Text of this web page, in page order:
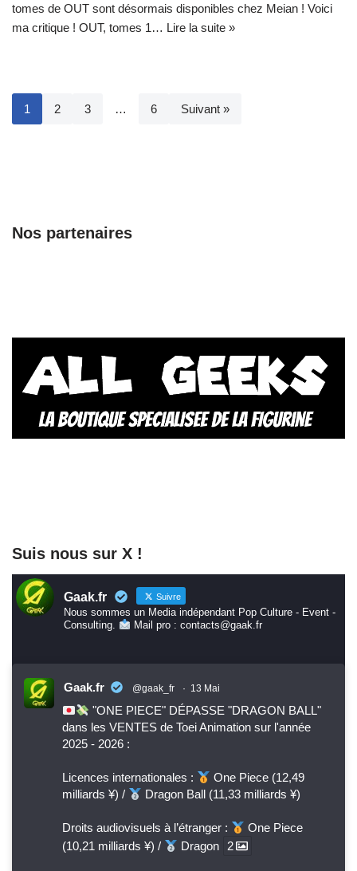
tomes de OUT sont désormais disponibles chez Meian ! Voici
ma critique ! OUT, tomes 1… Lire la suite »
1 2 3 … 6 Suivant »
Nos partenaires
Suis nous sur X !
Gaak.fr Suivre
Nous sommes un Media indépendant Pop Culture - Event -
Consulting.
Mail pro : contacts@gaak.fr
Gaak.fr @gaak_fr · 13 Mai
"ONE PIECE" DÉPASSE "DRAGON BALL"
dans les VENTES de Toei Animation sur l'année
2025 - 2026 :
Licences internationales :
One Piece (12,49
milliards ¥) /
Dragon Ball (11,33 milliards ¥)
Droits audiovisuels à l’étranger :
One Piece
(10,21 milliards ¥) /
Dragon 2